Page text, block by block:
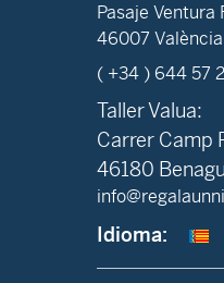
Pasaje Ventura
46007 València
( +34 ) 644 57
Taller Valua:
Carrer Camp
46180
Idioma: